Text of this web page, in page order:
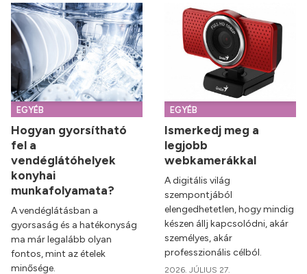
EGYÉB
Hogyan gyorsítható
fel a
vendéglátóhelyek
konyhai
munkafolyamata?
A vendéglátásban a
gyorsaság és a hatékonyság
ma már legalább olyan
fontos, mint az ételek
minősége.
EGYÉB
Ismerkedj meg a
legjobb
webkamerákkal
A digitális világ
szempontjából
elengedhetetlen, hogy mindig
készen állj kapcsolódni, akár
személyes, akár
professzionális célból.
2026. JÚLIUS 27.